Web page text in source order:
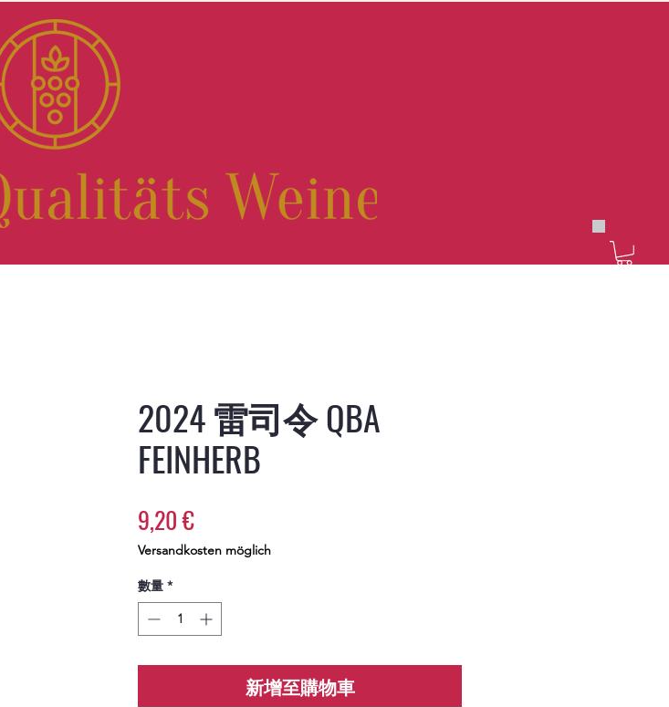
2024 雷司令 QBA
FEINHERB
9,20 €價
格
Versandkosten möglich
數量 *
新增至購物車